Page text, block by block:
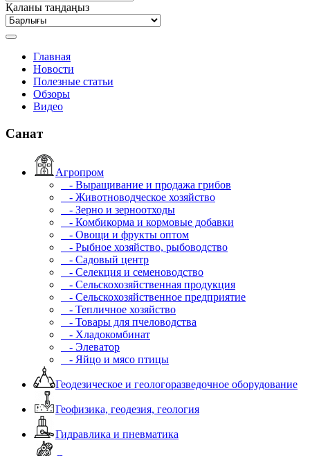
Қаланы таңдаңыз
Главная
Новости
Полезные статьи
Обзоры
Видео
Санат
Агропром
- Выращивание и продажа грибов
- Животноводческое хозяйство
- Зерно и зерноотходы
- Комбикорма и кормовые добавки
- Овощи и фрукты оптом
- Рыбное хозяйство, рыбоводство
- Садовый центр
- Селекция и семеноводство
- Сельскохозяйственная продукция
- Сельскохозяйственное предприятие
- Тепличное хозяйство
- Товары для пчеловодства
- Хладокомбинат
- Элеватор
- Яйцо и мясо птицы
Геодезическое и геологоразведочное оборудование
Геофизика, геодезия, геология
Гидравлика и пневматика